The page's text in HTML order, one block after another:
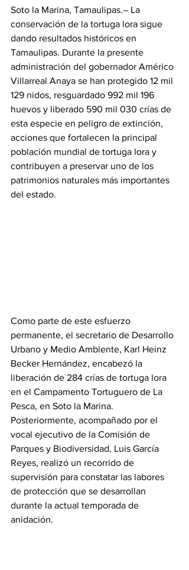
Soto la Marina, Tamaulipas.– La
conservación de la tortuga lora sigue
dando resultados históricos en
Tamaulipas. Durante la presente
administración del gobernador Américo
Villarreal Anaya se han protegido 12 mil
129 nidos, resguardado 992 mil 196
huevos y liberado 590 mil 030 crías de
esta especie en peligro de extinción,
acciones que fortalecen la principal
población mundial de tortuga lora y
contribuyen a preservar uno de los
patrimonios naturales más importantes
del estado.
Como parte de este esfuerzo
permanente, el secretario de Desarrollo
Urbano y Medio Ambiente, Karl Heinz
Becker Hernández, encabezó la
liberación de 284 crías de tortuga lora
en el Campamento Tortuguero de La
Pesca, en Soto la Marina.
Posteriormente, acompañado por el
vocal ejecutivo de la Comisión de
Parques y Biodiversidad, Luis García
Reyes, realizó un recorrido de
supervisión para constatar las labores
de protección que se desarrollan
durante la actual temporada de
anidación.